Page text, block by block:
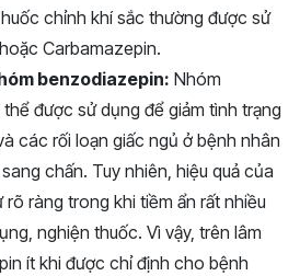
chỉnh khí sắc thường được sử
Carbamazepin.
benzodiazepin: Nhóm
được sử dụng để giảm tình trạng
các rối loạn giấc ngủ ở bệnh nhân
chấn. Tuy nhiên, hiệu quả của
ràng trong khi tiềm ẩn rất nhiều
nghiện thuốc. Vì vậy, trên lâm
ít khi được chỉ định cho bệnh